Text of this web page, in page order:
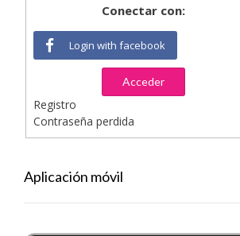
Conectar con:
Login with facebook
Acceder
Registro
Contraseña perdida
Aplicación móvil